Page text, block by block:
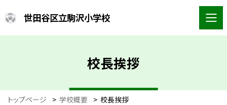
世田谷区立駒沢小学校
校長挨拶
トップページ > 学校概要 > 校長挨拶